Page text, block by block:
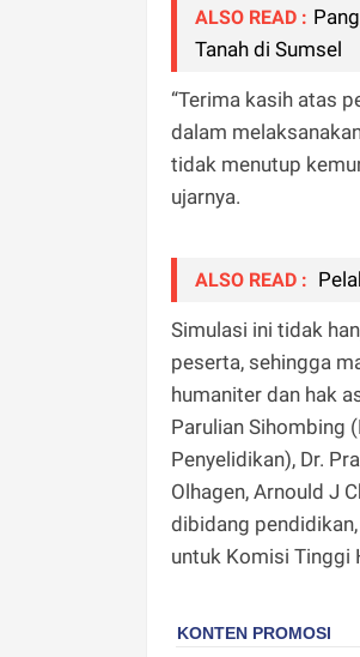
ALSO READ :
Tanah di Sumsel
“Terima kasih atas
dalam
tidak menutup
ujarnya.
ALSO READ :
Simulasi ini tidak
peserta, sehingga
humaniter dan hak
Parulian Sihombing
Penyelidikan), Dr.
Olhagen, Arnould J
dibidang
untuk Komisi Tinggi